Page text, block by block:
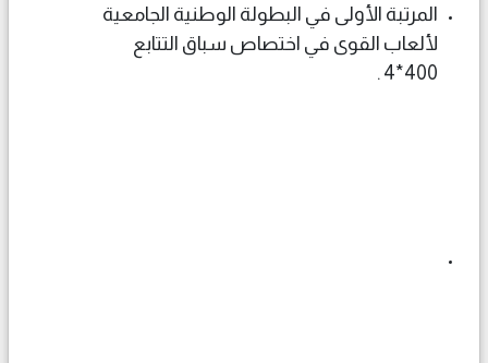
المرتبة الأولى في البطولة الوطنية الجامعية
لألعاب القوى في اختصاص سباق التتابع
400*4 .